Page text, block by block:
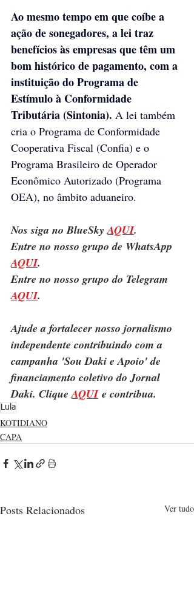
Ao mesmo tempo em que coíbe a
ação de sonegadores, a lei traz
benefícios às empresas que têm um
bom histórico de pagamento, com a
instituição do Programa de
Estímulo à Conformidade
Tributária (Sintonia). A lei também
cria o Programa de Conformidade
Cooperativa Fiscal (Confia) e o
Programa Brasileiro de Operador
Econômico Autorizado (Programa
OEA), no âmbito aduaneiro.
Nos siga no BlueSky AQUI.
Entre no nosso grupo de WhatsApp
AQUI.
Entre no nosso grupo do Telegram
AQUI.
Ajude a fortalecer nosso jornalismo
independente contribuindo com a
campanha 'Sou Daki e Apoio' de
financiamento coletivo do Jornal
Daki. Clique AQUI e contribua.
Lula
KOTIDIANO
CAPA
Posts Relacionados Ver tudo